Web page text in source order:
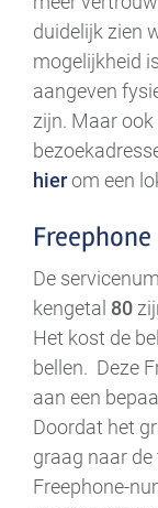
duidelijk zien
mogelijkheid
aangeven
zijn. Maar
hierom een
Freephone
De
kengetal 80
Het kost de
bellen. Deze
aan een
Doordat het
graag naar de
Freephone-